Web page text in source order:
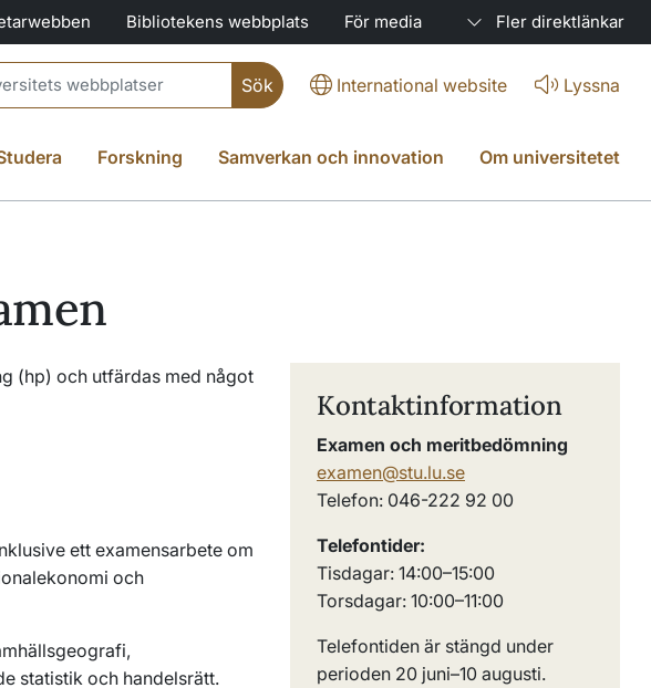
Bibliotekens webbplats För media Fler direktlänkar
International website Lyssna
Forskning Samverkan och innovation Om universitetet
(hp) och utfärdas med något
ett examensarbete om
och
statistik och handelsrätt.
Kontaktinformation
Examen och meritbedömning
examen@stu.lu.se
Telefon: 046-222 92 00
Telefontider:
Tisdagar: 14:00–15:00
Torsdagar: 10:00–11:00
Telefontiden är stängd under
perioden 20 juni–10 augusti.